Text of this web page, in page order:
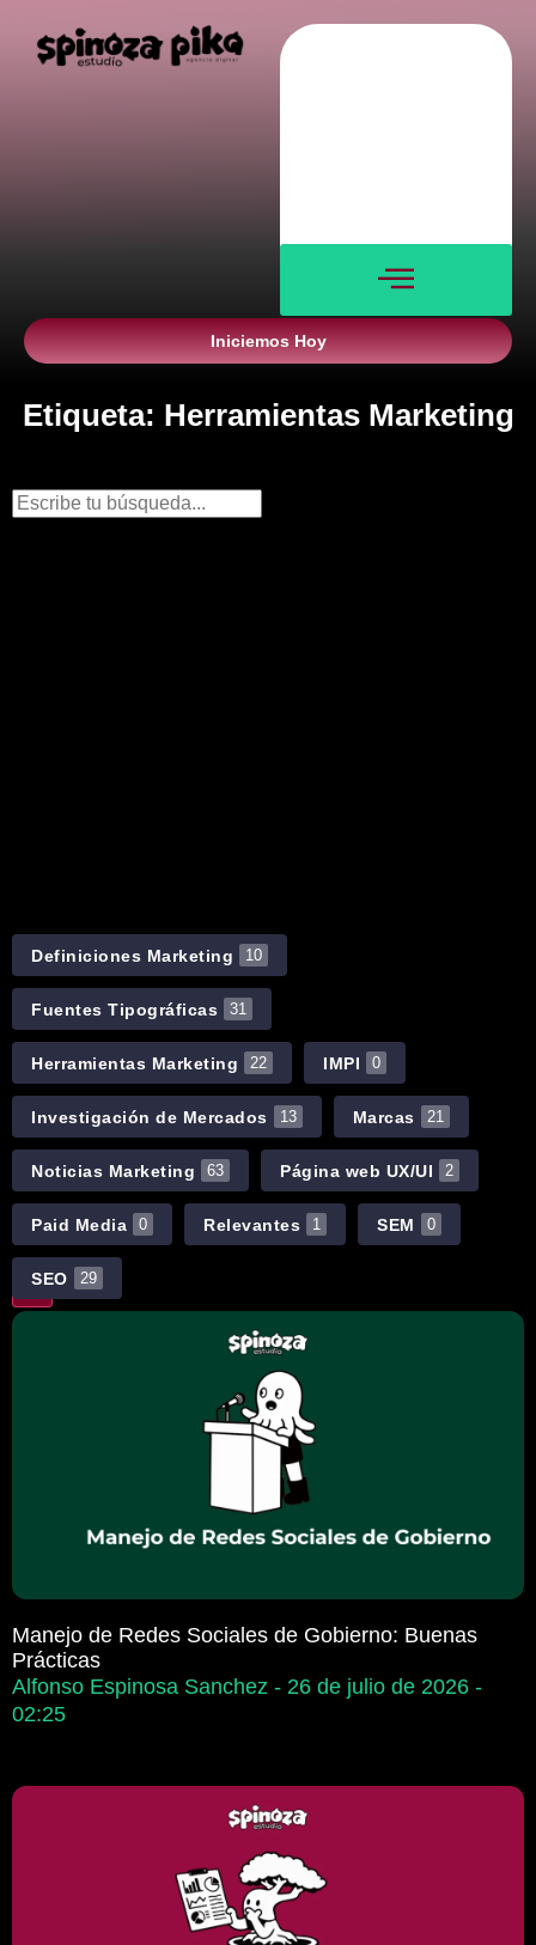
Iniciemos Hoy
Etiqueta: Herramientas Marketing
Definiciones Marketing 10
Fuentes Tipográficas 31
Herramientas Marketing 22 IMPI 0
Investigación de Mercados 13 Marcas 21
Noticias Marketing 63 Página web UX/UI 2
Paid Media 0 Relevantes 1 SEM 0
SEO 29
Manejo de Redes Sociales de Gobierno: Buenas
Prácticas
Alfonso Espinosa Sanchez
26 de julio de 2026
02:25